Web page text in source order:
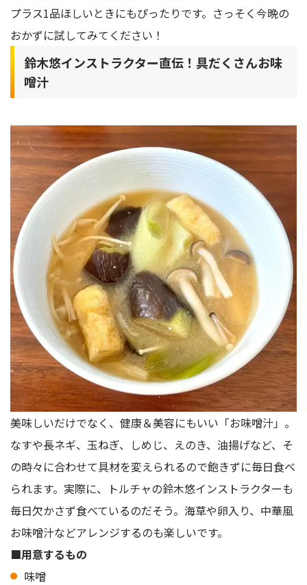
プラス1品ほしいときにもぴったりです。さっそく今晩の
おかずに試してみてください！
鈴木悠インストラクター直伝！具だくさんお味
噌汁
美味しいだけでなく、健康＆美容にもいい「お味噌汁」。
なすや長ネギ、玉ねぎ、しめじ、えのき、油揚げなど、そ
の時々に合わせて具材を変えられるので飽きずに毎日食べ
られます。実際に、トルチャの鈴木悠インストラクターも
毎日欠かさず食べているのだそう。海草や卵入り、中華風
お味噌汁などアレンジするのも楽しいです。
■用意するもの
味噌